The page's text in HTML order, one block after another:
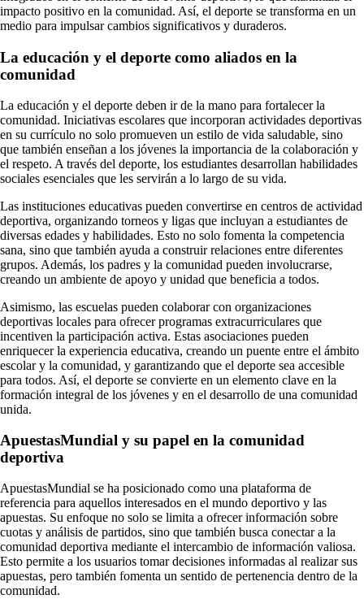
impacto positivo en la comunidad. Así, el deporte se transforma en un
medio para impulsar cambios significativos y duraderos.
La educación y el deporte como aliados en la
comunidad
La educación y el deporte deben ir de la mano para fortalecer la
comunidad. Iniciativas escolares que incorporan actividades deportivas
en su currículo no solo promueven un estilo de vida saludable, sino
que también enseñan a los jóvenes la importancia de la colaboración y
el respeto. A través del deporte, los estudiantes desarrollan habilidades
sociales esenciales que les servirán a lo largo de su vida.
Las instituciones educativas pueden convertirse en centros de actividad
deportiva, organizando torneos y ligas que incluyan a estudiantes de
diversas edades y habilidades. Esto no solo fomenta la competencia
sana, sino que también ayuda a construir relaciones entre diferentes
grupos. Además, los padres y la comunidad pueden involucrarse,
creando un ambiente de apoyo y unidad que beneficia a todos.
Asimismo, las escuelas pueden colaborar con organizaciones
deportivas locales para ofrecer programas extracurriculares que
incentiven la participación activa. Estas asociaciones pueden
enriquecer la experiencia educativa, creando un puente entre el ámbito
escolar y la comunidad, y garantizando que el deporte sea accesible
para todos. Así, el deporte se convierte en un elemento clave en la
formación integral de los jóvenes y en el desarrollo de una comunidad
unida.
ApuestasMundial y su papel en la comunidad
deportiva
ApuestasMundial se ha posicionado como una plataforma de
referencia para aquellos interesados en el mundo deportivo y las
apuestas. Su enfoque no solo se limita a ofrecer información sobre
cuotas y análisis de partidos, sino que también busca conectar a la
comunidad deportiva mediante el intercambio de información valiosa.
Esto permite a los usuarios tomar decisiones informadas al realizar sus
apuestas, pero también fomenta un sentido de pertenencia dentro de la
comunidad.